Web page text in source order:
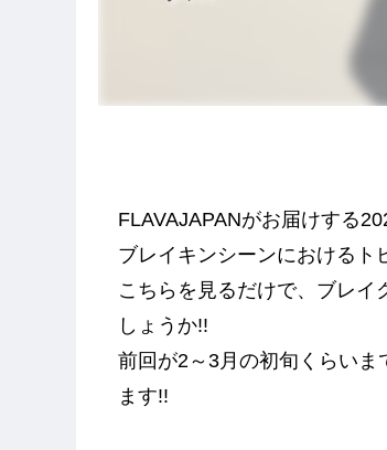
FLAVAJAPANがお届けする
ブレイキンシーンにおけるト
こちらを見るだけで、ブレ
しょうか!!
前回が2～3月の初旬くらいま
ます!!